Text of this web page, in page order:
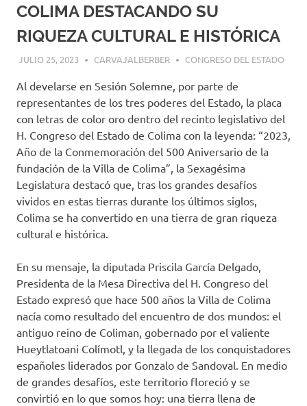
COLIMA DESTACANDO SU
RIQUEZA CULTURAL E HISTÓRICA
JULIO 25, 2023 CARVAJALBERBER CONGRESO DEL ESTADO
Al develarse en Sesión Solemne, por parte de
representantes de los tres poderes del Estado, la placa
con letras de color oro dentro del recinto legislativo del
H. Congreso del Estado de Colima con la leyenda: “2023,
Año de la Conmemoración del 500 Aniversario de la
fundación de la Villa de Colima”, la Sexagésima
Legislatura destacó que, tras los grandes desafíos
vividos en estas tierras durante los últimos siglos,
Colima se ha convertido en una tierra de gran riqueza
cultural e histórica.
En su mensaje, la diputada Priscila García Delgado,
Presidenta de la Mesa Directiva del H. Congreso del
Estado expresó que hace 500 años la Villa de Colima
nacía como resultado del encuentro de dos mundos: el
antiguo reino de Coliman, gobernado por el valiente
Hueytlatoani Colímotl, y la llegada de los conquistadores
españoles liderados por Gonzalo de Sandoval. En medio
de grandes desafíos, este territorio floreció y se
convirtió en lo que somos hoy: una tierra llena de